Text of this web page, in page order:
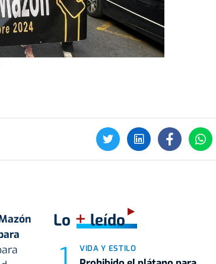
Lo +leído
VIDA Y ESTILO